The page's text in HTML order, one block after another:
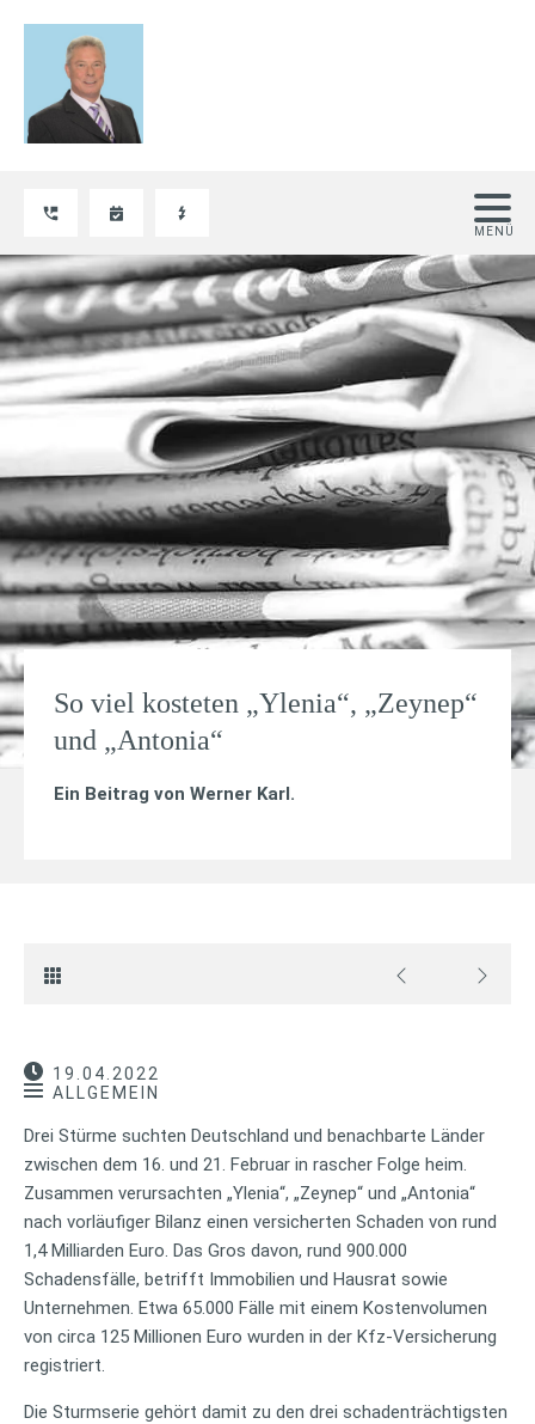
So viel kosteten „Ylenia“, „Zeynep“
und „Antonia“
Ein Beitrag von Werner Karl.
19.04.2022
ALLGEMEIN
Drei Stürme suchten Deutschland und benachbarte Länder
zwischen dem 16. und 21. Februar in rascher Folge heim.
Zusammen verursachten „Ylenia“, „Zeynep“ und „Antonia“
nach vorläufiger Bilanz einen versicherten Schaden von rund
1,4 Milliarden Euro. Das Gros davon, rund 900.000
Schadensfälle, betrifft Immobilien und Hausrat sowie
Unternehmen. Etwa 65.000 Fälle mit einem Kostenvolumen
von circa 125 Millionen Euro wurden in der Kfz-Versicherung
registriert.
Die Sturmserie gehört damit zu den drei schadenträchtigsten